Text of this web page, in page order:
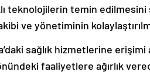
teknolojilerin temin edilmesini
ve yönetiminin
sağlık hizmetlerine
faaliyetlere ağırlık